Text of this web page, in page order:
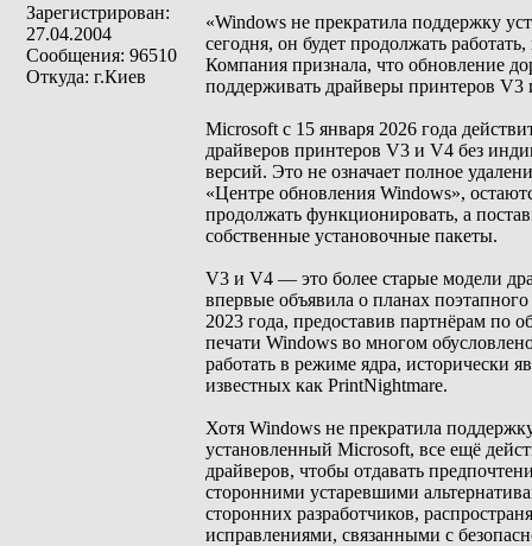
Зарегистрирован:
27.04.2004
Сообщения: 96510
Откуда: г.Киев
«Windows не прекратила поддержку
сегодня, он будет продолжать
Компания признала, что обновление
поддерживать драйверы принтеров
Microsoft с 15 января 2026 года
драйверов принтеров V3 и V4 без
версий. Это не означает полное
«Центре обновления Windows»,
продолжать функционировать, а
собственные установочные пакеты.
V3 и V4 — это более старые модели
впервые объявила о планах
2023 года, предоставив партнёрам по
печати Windows во многом
работать в режиме ядра, исторически
известных как PrintNightmare.
Хотя Windows не прекратила
установленный Microsoft, все ещё
драйверов, чтобы отдавать
сторонними устаревшими
сторонних разработчиков,
исправлениями, связанными с